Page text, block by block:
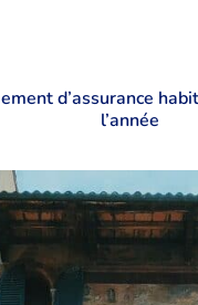
d’assurance
l’année